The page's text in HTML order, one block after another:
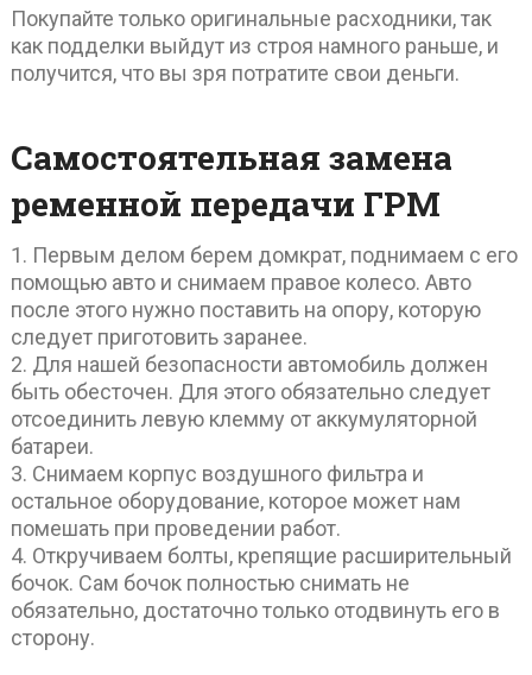
Покупайте только оригинальные расходники, так
как подделки выйдут из строя намного раньше, и
получится, что вы зря потратите свои деньги.
Самостоятельная замена
ременной передачи ГРМ
1. Первым делом берем домкрат, поднимаем с его
помощью авто и снимаем правое колесо. Авто
после этого нужно поставить на опору, которую
следует приготовить заранее.
2. Для нашей безопасности автомобиль должен
быть обесточен. Для этого обязательно следует
отсоединить левую клемму от аккумуляторной
батареи.
3. Снимаем корпус воздушного фильтра и
остальное оборудование, которое может нам
помешать при проведении работ.
4. Откручиваем болты, крепящие расширительный
бочок. Сам бочок полностью снимать не
обязательно, достаточно только отодвинуть его в
сторону.